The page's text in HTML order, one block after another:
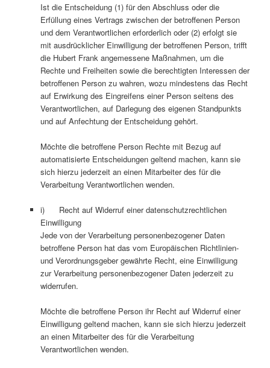
Ist die Entscheidung (1) für den Abschluss oder die
Erfüllung eines Vertrags zwischen der betroffenen Person
und dem Verantwortlichen erforderlich oder (2) erfolgt sie
mit ausdrücklicher Einwilligung der betroffenen Person, trifft
die Hubert Frank angemessene Maßnahmen, um die
Rechte und Freiheiten sowie die berechtigten Interessen der
betroffenen Person zu wahren, wozu mindestens das Recht
auf Erwirkung des Eingreifens einer Person seitens des
Verantwortlichen, auf Darlegung des eigenen Standpunkts
und auf Anfechtung der Entscheidung gehört.
Möchte die betroffene Person Rechte mit Bezug auf
automatisierte Entscheidungen geltend machen, kann sie
sich hierzu jederzeit an einen Mitarbeiter des für die
Verarbeitung Verantwortlichen wenden.
i) Recht auf Widerruf einer datenschutzrechtlichen
Einwilligung
Jede von der Verarbeitung personenbezogener Daten
betroffene Person hat das vom Europäischen Richtlinien-
und Verordnungsgeber gewährte Recht, eine Einwilligung
zur Verarbeitung personenbezogener Daten jederzeit zu
widerrufen.
Möchte die betroffene Person ihr Recht auf Widerruf einer
Einwilligung geltend machen, kann sie sich hierzu jederzeit
an einen Mitarbeiter des für die Verarbeitung
Verantwortlichen wenden.